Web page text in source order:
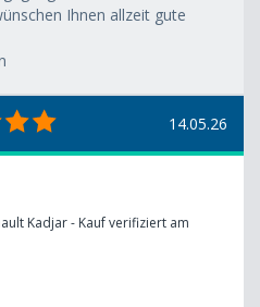
Ihnen allzeit gute
14.05.26
Kadjar - Kauf verifiziert am